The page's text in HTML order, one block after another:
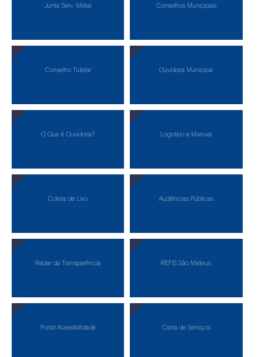
Junta Serv. Militar Conselhos Municipais
Conselho Tutelar Ouvidoria Municipal
O Que é Ouvidoria? Logotipo e Manual
Coleta de Lixo Audiências Públicas
Radar da Transparência REFIS São Mateus
Portal Acessibilidade Carta de Serviços